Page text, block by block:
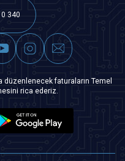
340
düzenlenecek faturaların Temel
rica ederiz.